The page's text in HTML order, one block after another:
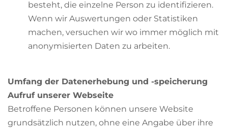
besteht, die einzelne Person zu identifizieren.
Wenn wir Auswertungen oder Statistiken
machen, versuchen wir wo immer möglich mit
anonymisierten Daten zu arbeiten.
Umfang der Datenerhebung und -speicherung
Aufruf unserer Webseite
Betroffene Personen können unsere Website
grundsätzlich nutzen, ohne eine Angabe über ihre